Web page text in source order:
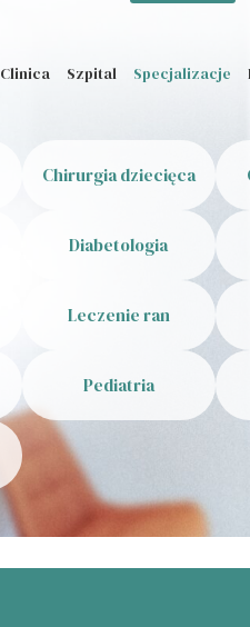
Clinica Szpital Specjalizacje
Chirurgia dziecięca
Diabetologia
Leczenie ran
Pediatria